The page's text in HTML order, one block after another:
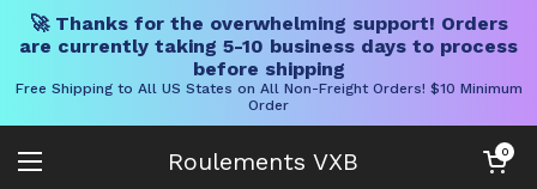
🚀 Thanks for the overwhelming support! Orders
are currently taking 5-10 business days to process
before shipping
Free Shipping to All US States on All Non-Freight Orders! $10 Minimum
Order
Roulements VXB
Ouvrir le menu
Chariot
0